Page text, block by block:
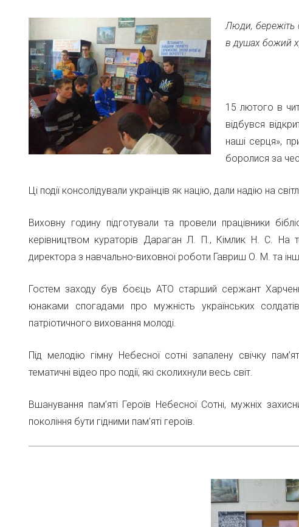
Люди, бережіть
в душах божий
15 лютого в
відбувся
наші серця»,
боролися за
Ці події консолідували українців як націю, дали надію на
Виховну годину підготували та провели працівники
керівництвом кураторів Дараган Л. П., Кімлик Н. С. На
директора з навчально-виховної роботи Гавриш О. М. та
Гостем заходу був боєць АТО старший сержант
юнаками спогадами про мужність українських
патріотичного виховання молоді.
Під мелодію гімну Небесної сотні запалену свічку
тематичні відео про події, які сколихнули весь світ.
Вшанування пам’яті Героїв Небесної Сотні, мужніх
покоління бути гідними пам’яті героїв.